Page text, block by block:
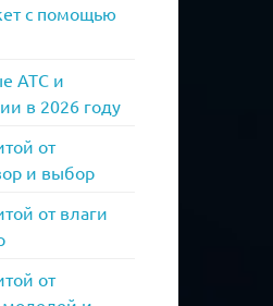
с помощью
АТС и
в 2026 году
от
и выбор
от влаги
от